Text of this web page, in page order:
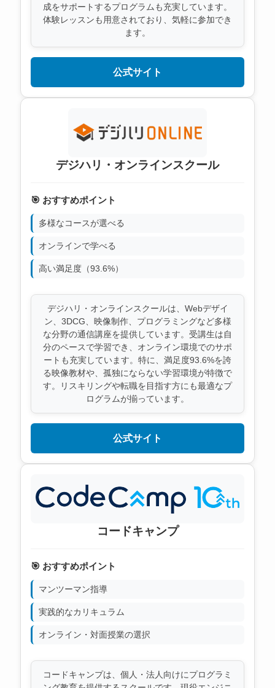
成をサポートするプログラムも充実しています。
体験レッスンも用意されており、気軽に参加でき
ます。
公式サイト
デジハリ・オンラインスクール
🎯 おすすめポイント
多様なコースが選べる
オンラインで学べる
高い満足度（93.6%）
デジハリ・オンラインスクールは、Webデザイ
ン、3DCG、映像制作、プログラミングなど多様
な分野の通信講座を提供しています。受講生は自
分のペースで学習でき、オンライン環境でのサポ
ートも充実しています。特に、満足度93.6%を誇
る映像教材や、孤独にならない学習環境が特徴で
す。リスキリングや転職を目指す方にも最適なプ
ログラムが揃っています。
公式サイト
コードキャンプ
🎯 おすすめポイント
マンツーマン指導
実践的なカリキュラム
オンライン・対面授業の選択
コードキャンプは、個人・法人向けにプログラミ